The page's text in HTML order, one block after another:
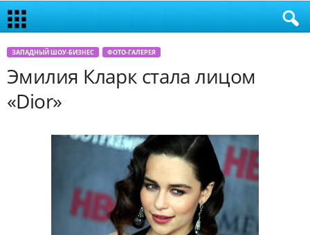
ЗАПАДНЫЙ ШОУ-БИЗНЕС ФОТО-ГАЛЕРЕЯ
Эмилия Кларк стала лицом
«Dior»